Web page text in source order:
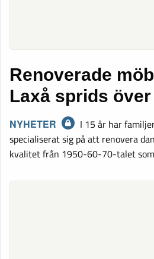
Renoverade
Laxå sprids
NYHETER
I 15 år har
specialiserat sig på att renovera
kvalitet från 1950-60-70-talet